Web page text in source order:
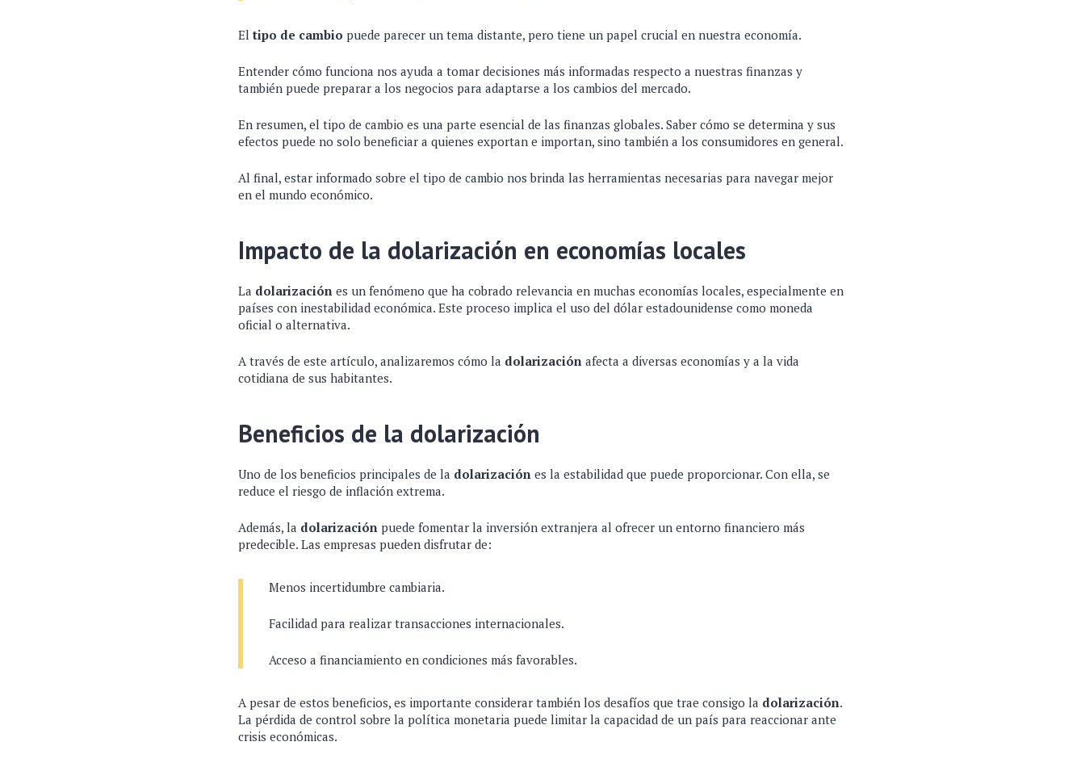
Eltipo de cambio puede parecer un tema distante, pero tiene un papel crucial en nuestra economía.
Entender cómo funciona nos ayuda a tomar decisiones más informadas respecto a nuestras finanzas y
también puede preparar a los negocios para adaptarse a los cambios del mercado.
En resumen, el tipo de cambio es una parte esencial de las finanzas globales. Saber cómo se determina y sus
efectos puede no solo beneficiar a quienes exportan e importan, sino también a los consumidores en general.
Al final, estar informado sobre el tipo de cambio nos brinda las herramientas necesarias para navegar mejor
en el mundo económico.
Impacto de la dolarización en economías locales
La dolarización es un fenómeno que ha cobrado relevancia en muchas economías locales, especialmente en
países con inestabilidad económica. Este proceso implica el uso del dólar estadounidense como moneda
oficial o alternativa.
A través de este artículo, analizaremos cómo la dolarización afecta a diversas economías y a la vida
cotidiana de sus habitantes.
Beneficios de la dolarización
Uno de los beneficios principales de la dolarización es la estabilidad que puede proporcionar. Con ella, se
reduce el riesgo de inflación extrema.
Además, la dolarización puede fomentar la inversión extranjera al ofrecer un entorno financiero más
predecible. Las empresas pueden disfrutar de:
Menos incertidumbre cambiaria.
Facilidad para realizar transacciones internacionales.
Acceso a financiamiento en condiciones más favorables.
A pesar de estos beneficios, es importante considerar también los desafíos que trae consigo la dolarización.
La pérdida de control sobre la política monetaria puede limitar la capacidad de un país para reaccionar ante
crisis económicas.